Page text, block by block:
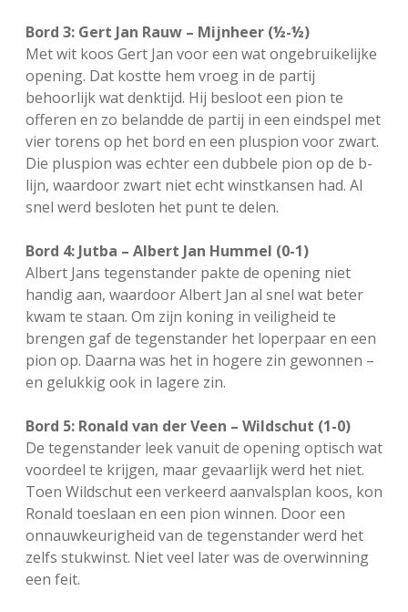
Bord 3: Gert Jan Rauw – Mijnheer (½-½)
Met wit koos Gert Jan voor een wat ongebruikelijke
opening. Dat kostte hem vroeg in de partij
behoorlijk wat denktijd. Hij besloot een pion te
offeren en zo belandde de partij in een eindspel met
vier torens op het bord en een pluspion voor zwart.
Die pluspion was echter een dubbele pion op de b-
lijn, waardoor zwart niet echt winstkansen had. Al
snel werd besloten het punt te delen.
Bord 4: Jutba – Albert Jan Hummel (0-1)
Albert Jans tegenstander pakte de opening niet
handig aan, waardoor Albert Jan al snel wat beter
kwam te staan. Om zijn koning in veiligheid te
brengen gaf de tegenstander het loperpaar en een
pion op. Daarna was het in hogere zin gewonnen –
en gelukkig ook in lagere zin.
Bord 5: Ronald van der Veen – Wildschut (1-0)
De tegenstander leek vanuit de opening optisch wat
voordeel te krijgen, maar gevaarlijk werd het niet.
Toen Wildschut een verkeerd aanvalsplan koos, kon
Ronald toeslaan en een pion winnen. Door een
onnauwkeurigheid van de tegenstander werd het
zelfs stukwinst. Niet veel later was de overwinning
een feit.